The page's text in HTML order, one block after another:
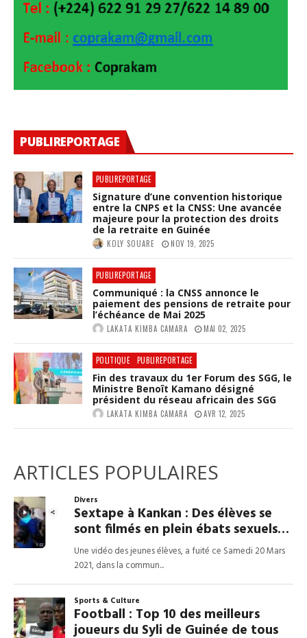
PUBLIREPORTAGE
PUBLIREPORTAGE
Signature d’une convention historique
entre la CNPS et la CNSS: Une avancée
majeure pour la protection des droits
de la retraite en Guinée
KOLY SOUARE NOV 19, 2025
PUBLIREPORTAGE
Communiqué : la CNSS annonce le
paiement des pensions de retraite pour
l’échéance de Mai 2025
LAKATA KIMBA CAMARA MAI 02, 2025
POLITIQUE PUBLIREPORTAGE
Fin des travaux du 1er Forum des SGG, le
Ministre Benoît Kamano désigné
président du réseau africain des SGG
LAKATA KIMBA CAMARA AVR 12, 2025
ARTICLES POPULAIRES